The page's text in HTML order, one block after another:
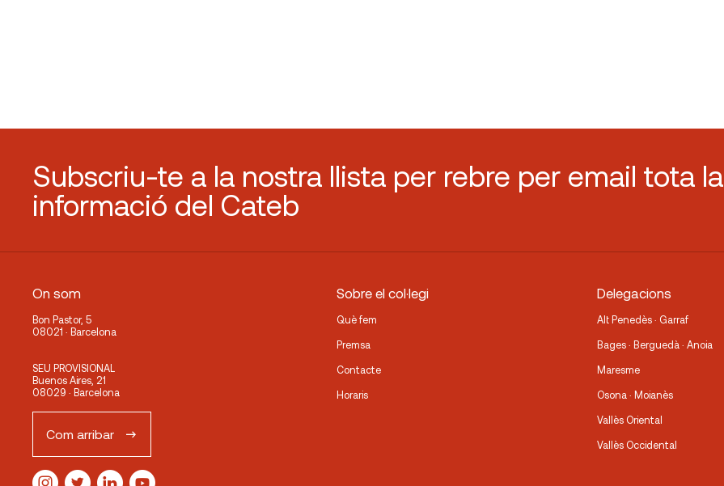
Subscriu-te a la nostra llista per rebre per email tota la
informació del Cateb
On som
Bon Pastor, 5
08021 · Barcelona
SEU PROVISIONAL
Buenos Aires, 21
08029 · Barcelona
Com arribar
Sobre el col·legi
Què fem
Premsa
Contacte
Horaris
Delegacions
Alt Penedès · Garraf
Bages · Berguedà · Anoia
Maresme
Osona · Moianès
Vallès Oriental
Vallès Occidental